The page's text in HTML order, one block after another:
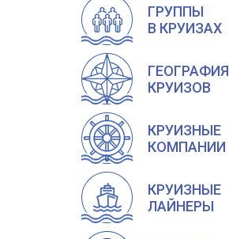
ГРУППЫ
В КРУИЗАХ
ГЕОГРАФИЯ
КРУИЗОВ
КРУИЗНЫЕ
КОМПАНИИ
КРУИЗНЫЕ
ЛАЙНЕРЫ